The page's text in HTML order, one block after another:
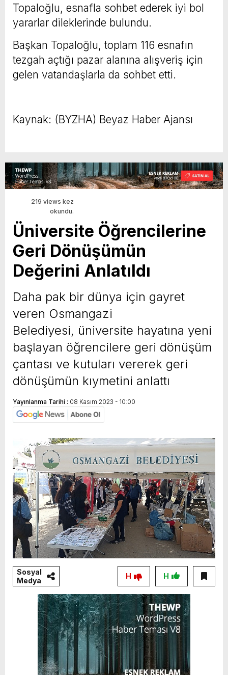
Topaloğlu, esnafla sohbet ederek iyi bol
yararlar dileklerinde bulundu.
Başkan Topaloğlu, toplam 116 esnafın
tezgah açtığı pazar alanına alışveriş için
gelen vatandaşlarla da sohbet etti.
Kaynak: (BYZHA) Beyaz Haber Ajansı
219 views kez
okundu.
Üniversite Öğrencilerine
Geri Dönüşümün
Değerini Anlatıldı
Daha pak bir dünya için gayret
veren Osmangazi
Belediyesi, üniversite hayatına yeni
başlayan öğrencilere geri dönüşüm
çantası ve kutuları vererek geri
dönüşümün kıymetini anlattı
Yayınlanma Tarihi : 08 Kasım 2023 - 10:00
Sosyal
Medya
H
H